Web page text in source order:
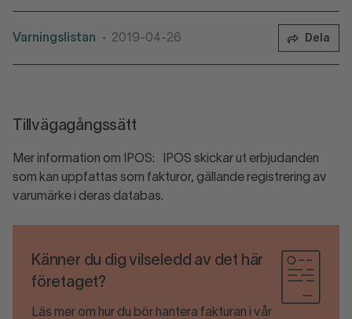
Varningslistan • 2019-04-26 Dela
Tillvägagångssätt
Mer information om IPOS: IPOS skickar ut erbjudanden
som kan uppfattas som fakturor, gällande registrering av
varumärke i deras databas.
Känner du dig vilseledd av det här
företaget?
Läs mer om hur du bör hantera fakturan i vår